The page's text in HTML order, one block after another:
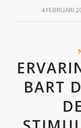
4 FEBRUARI
/
BART